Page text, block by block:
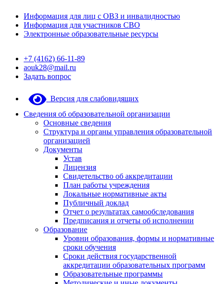
Информация для лиц с ОВЗ и инвалидностью
Информация для участников СВО
Электронные образовательные ресурсы
+7 (4162) 66-11-89
aouk28@mail.ru
Задать вопрос
Версия для слабовидящих
Сведения об образовательной организации
Основные сведения
Структура и органы управления образовательной
организацией
Документы
Устав
Лицензия
Свидетельство об аккредитации
План работы учреждения
Локальные нормативные акты
Публичный доклад
Отчет о результатах самообследования
Предписания и отчеты об исполнении
Образование
Уровни образования, формы и нормативные
сроки обучения
Сроки действия государственной
аккредитации образовательных программ
Образовательные программы